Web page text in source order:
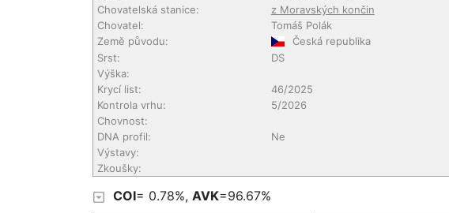
Chovatelská stanice:
z Moravských končin
Chovatel:
Tomáš Polák
Země původu:
Česká republika
Srst:
DS
Výška:
Krycí list:
46/2025
Kontrola vrhu:
5/2026
Chovnost:
DNA profil:
Ne
Výstavy:
Zkoušky:
COI= 0.78%, AVK=96.67%